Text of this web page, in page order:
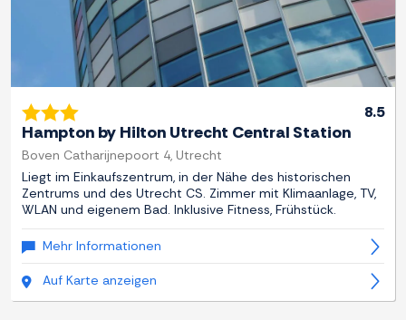
8.5
Hampton by Hilton Utrecht Central Station
Boven Catharijnepoort 4, Utrecht
Liegt im Einkaufszentrum, in der Nähe des historischen
Zentrums und des Utrecht CS. Zimmer mit Klimaanlage, TV,
WLAN und eigenem Bad. Inklusive Fitness, Frühstück.
Mehr Informationen
Auf Karte anzeigen